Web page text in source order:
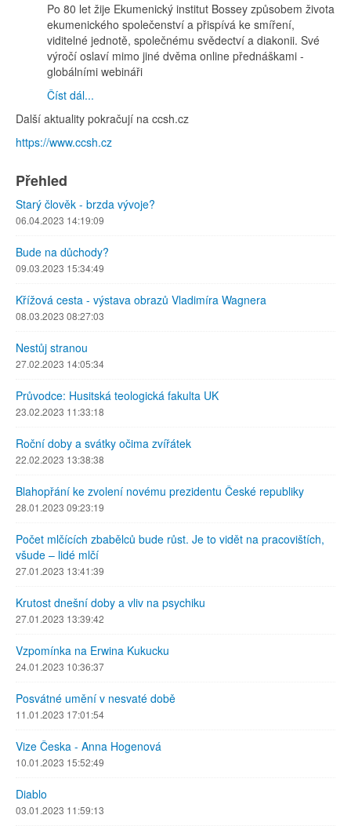
Po 80 let žije Ekumenický institut Bossey způsobem života
ekumenického společenství a přispívá ke smíření,
viditelné jednotě, společnému svědectví a diakonii. Své
výročí oslaví mimo jiné dvěma online přednáškami -
globálními webináři
Číst dál...
Další aktuality pokračují na ccsh.cz
https://www.ccsh.cz
Přehled
Starý člověk - brzda vývoje?
06.04.2023 14:19:09
Bude na důchody?
09.03.2023 15:34:49
Křížová cesta - výstava obrazů Vladimíra Wagnera
08.03.2023 08:27:03
Nestůj stranou
27.02.2023 14:05:34
Průvodce: Husitská teologická fakulta UK
23.02.2023 11:33:18
Roční doby a svátky očima zvířátek
22.02.2023 13:38:38
Blahopřání ke zvolení novému prezidentu České republiky
28.01.2023 09:23:19
Počet mlčících zbabělců bude růst. Je to vidět na pracovištích,
všude – lidé mlčí
27.01.2023 13:41:39
Krutost dnešní doby a vliv na psychiku
27.01.2023 13:39:42
Vzpomínka na Erwina Kukucku
24.01.2023 10:36:37
Posvátné umění v nesvaté době
11.01.2023 17:01:54
Vize Česka - Anna Hogenová
10.01.2023 15:52:49
Diablo
03.01.2023 11:59:13